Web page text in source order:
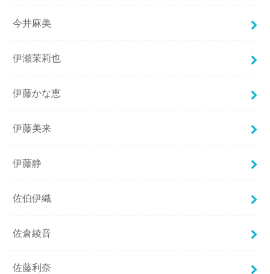
今井麻美
伊瀬茉莉也
伊藤かな恵
伊藤美来
伊藤静
佐伯伊織
佐倉綾音
佐藤利奈